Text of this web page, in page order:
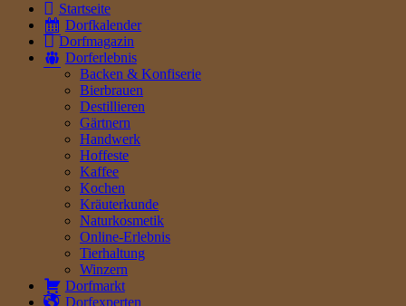
Startseite
Dorfkalender
Dorfmagazin
Dorferlebnis
Backen & Konfiserie
Bierbrauen
Destillieren
Gärtnern
Handwerk
Hoffeste
Kaffee
Kochen
Kräuterkunde
Naturkosmetik
Online-Erlebnis
Tierhaltung
Winzern
Dorfmarkt
Dorfexperten